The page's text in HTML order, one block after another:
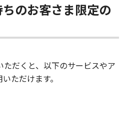
のお客さま限定の
ただくと、以下のサービスやア
ただけます。